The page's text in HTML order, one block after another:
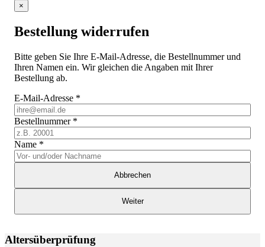
×
Bestellung widerrufen
Bitte geben Sie Ihre E-Mail-Adresse, die Bestellnummer und
Ihren Namen ein. Wir gleichen die Angaben mit Ihrer
Bestellung ab.
E-Mail-Adresse *
Bestellnummer *
Name *
Abbrechen
Weiter
Altersüberprüfung